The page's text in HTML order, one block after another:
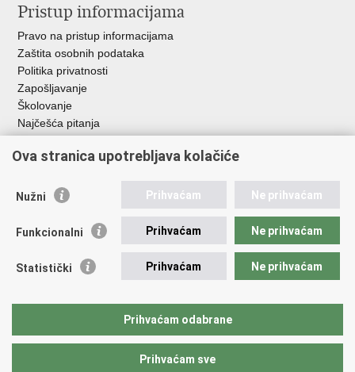
Pristup informacijama
Pravo na pristup informacijama
Zaštita osobnih podataka
Politika privatnosti
Zapošljavanje
Školovanje
Najčešća pitanja
Važne poveznice
EMN Nacionalna kontaktna točka za Republiku Hrvatsku
Policijska akademija
Zaklada policijske solidarnosti
Udruge
Ova stranica upotrebljava kolačiće
Nužni Prihvaćam Ne prihvaćam
Funkcionalni Prihvaćam Ne prihvaćam
Statistički Prihvaćam Ne prihvaćam
Prihvaćam odabrane
Prihvaćam sve